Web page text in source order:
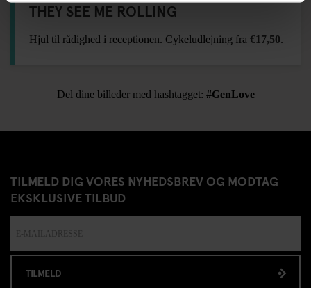
THEY SEE ME ROLLING
Hjul til rådighed i receptionen. Cykeludlejning fra €17,50.
Del dine billeder med hashtagget: #GenLove
TILMELD DIG VORES NYHEDSBREV OG MODTAG
EKSKLUSIVE TILBUD
TILMELD